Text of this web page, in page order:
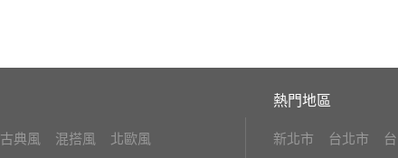
古典風 混搭風
北歐風
熱門地區
新北市 台北市